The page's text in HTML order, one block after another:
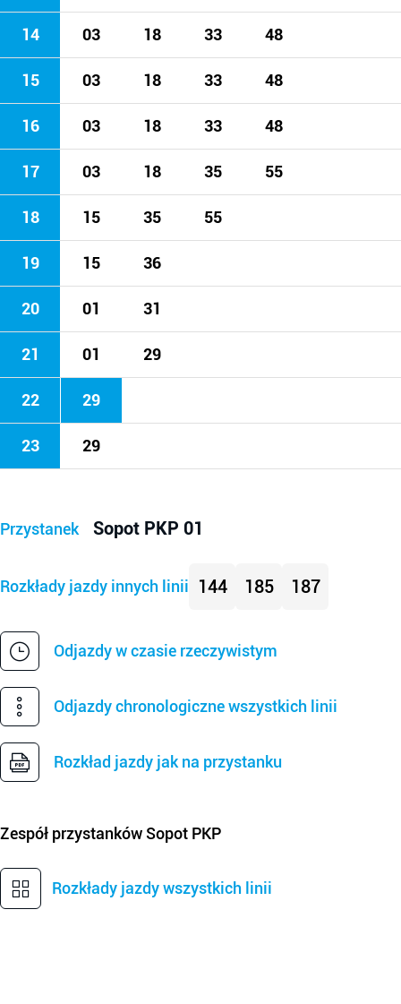
14 03 18 33 48
15 03 18 33 48
16 03 18 33 48
17 03 18 35 55
18 15 35 55
19 15 36
20 01 31
21 01 29
22 29
23 29
Przystanek Sopot PKP 01
Rozkłady jazdy innych linii 144 185 187
Odjazdy w czasie rzeczywistym
Odjazdy chronologiczne wszystkich linii
Rozkład jazdy jak na przystanku
Zespół przystanków Sopot PKP
Rozkłady jazdy wszystkich linii